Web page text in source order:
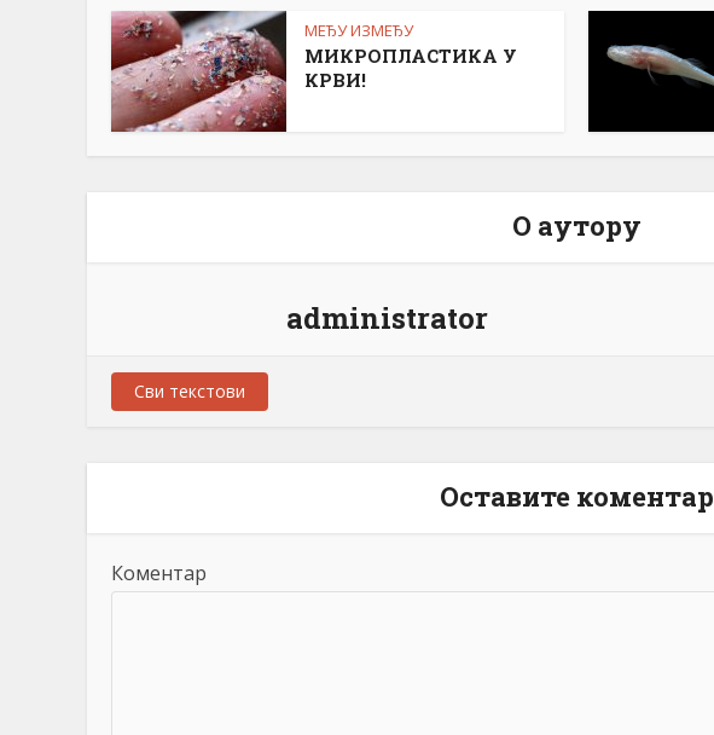
МЕЂУ ИЗМЕЂУ
МИКРОПЛАСТИКА У
КРВИ!
О аутору
administrator
Сви текстови
Оставите коментар
Коментар